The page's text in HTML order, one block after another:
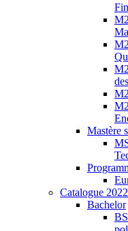
Mastère
Catalogue
Bachelor